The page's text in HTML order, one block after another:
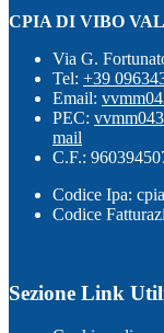
CPIA DI VIBO
Via G.
Tel: +39
Email:
PEC:
mail
C.F.:
Codice Ipa:
Codice
Sezione Link